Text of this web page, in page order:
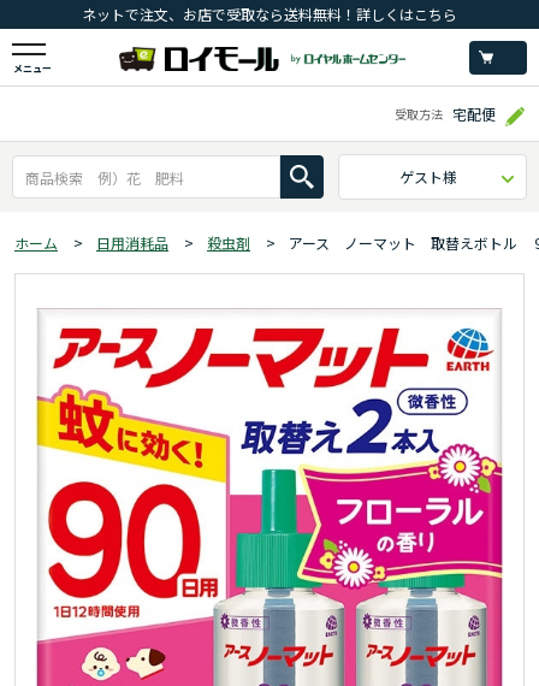
ネットで注文、お店で受取なら送料無料！詳しくはこちら
メニュー
受取方法 宅配便
ゲスト様
ホーム > 日用消耗品 > 殺虫剤 > アース ノーマット 取替えボトル